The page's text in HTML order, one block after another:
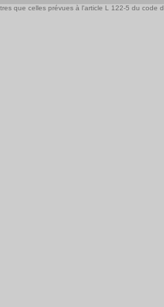
que celles prévues à l'article L 122-5 du